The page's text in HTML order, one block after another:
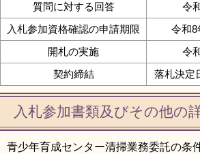
質問に対する回答
令
入札参加資格確認の申請期限
令和8
開札の実施
令
契約締結
落札決定
入札参加書類及びその他の
青少年育成センター清掃業務委託の条